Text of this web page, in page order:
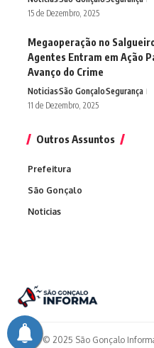
15 de Dezembro, 2025
Megaoperação no
Agentes Entram em Ação
Avanço do Crime
NoticiasSão GonçaloSegurança
11 de Dezembro, 2025
Outros Assuntos
Prefeitura
São Gonçalo
Noticias
© 2025 São Gonçalo